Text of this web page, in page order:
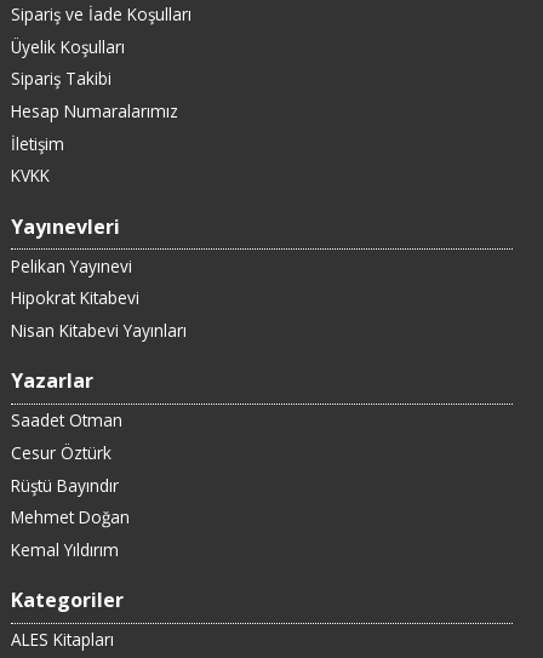
Sipariş ve İade Koşulları
Üyelik Koşulları
Sipariş Takibi
Hesap Numaralarımız
İletişim
KVKK
Yayınevleri
Pelikan Yayınevi
Hipokrat Kitabevi
Nisan Kitabevi Yayınları
Yazarlar
Saadet Otman
Cesur Öztürk
Rüştü Bayındır
Mehmet Doğan
Kemal Yıldırım
Kategoriler
ALES Kitapları